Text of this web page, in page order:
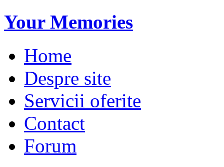
Your Memories
Home
Despre site
Servicii oferite
Contact
Forum